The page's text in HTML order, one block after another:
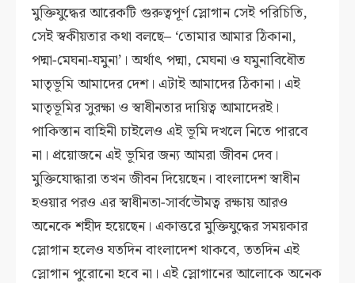
মুক্তিযুদ্ধের আরেকটি গুরুত্বপূর্ণ স্লোগান সেই পরিচিতি,
সেই স্বকীয়তার কথা বলছে– ‘তোমার আমার ঠিকানা,
পদ্মা-মেঘনা-যমুনা’। অর্থাৎ পদ্মা, মেঘনা ও যমুনাবিধৌত
মাতৃভূমি আমাদের দেশ। এটাই আমাদের ঠিকানা। এই
মাতৃভূমির সুরক্ষা ও স্বাধীনতার দায়িত্ব আমাদেরই।
পাকিস্তান বাহিনী চাইলেও এই ভূমি দখলে নিতে পারবে
না। প্রয়োজনে এই ভূমির জন্য আমরা জীবন দেব।
মুক্তিযোদ্ধারা তখন জীবন দিয়েছেন। বাংলাদেশ স্বাধীন
হওয়ার পরও এর স্বাধীনতা-সার্বভৌমত্ব রক্ষায় আরও
অনেকে শহীদ হয়েছেন। একাত্তরে মুক্তিযুদ্ধের সময়কার
স্লোগান হলেও যতদিন বাংলাদেশ থাকবে, ততদিন এই
স্লোগান পুরোনো হবে না। এই স্লোগানের আলোকে অনেক